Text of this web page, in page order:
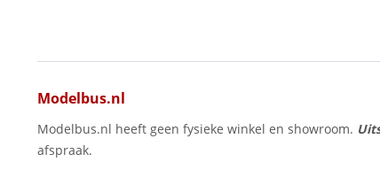
Modelbus.nl
Modelbus.nl heeft geen fysieke winkel en showroom.
afspraak.